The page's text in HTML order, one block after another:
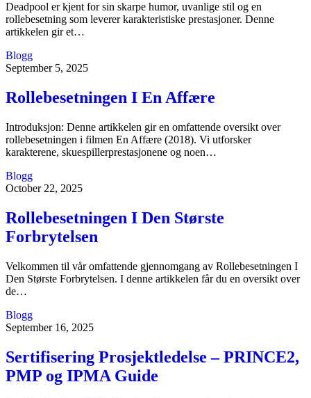
Deadpool er kjent for sin skarpe humor, uvanlige stil og en
rollebesetning som leverer karakteristiske prestasjoner. Denne
artikkelen gir et…
Blogg
September 5, 2025
Rollebesetningen I En Affære
Introduksjon: Denne artikkelen gir en omfattende oversikt over
rollebesetningen i filmen En Affære (2018). Vi utforsker
karakterene, skuespillerprestasjonene og noen…
Blogg
October 22, 2025
Rollebesetningen I Den Største
Forbrytelsen
Velkommen til vår omfattende gjennomgang av Rollebesetningen I
Den Største Forbrytelsen. I denne artikkelen får du en oversikt over
de…
Blogg
September 16, 2025
Sertifisering Prosjektledelse – PRINCE2,
PMP og IPMA Guide